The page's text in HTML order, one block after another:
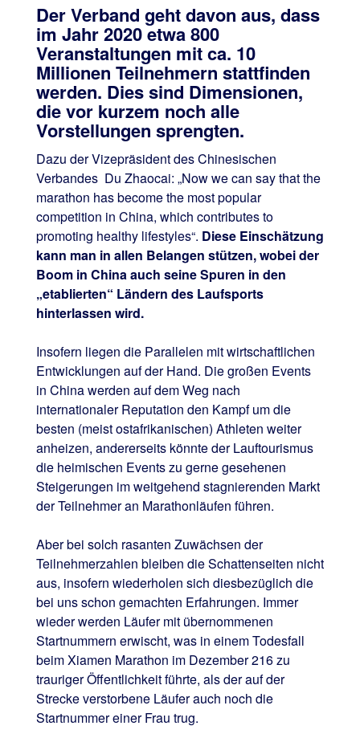
Der Verband geht davon aus, dass
im Jahr 2020 etwa 800
Veranstaltungen mit ca. 10
Millionen Teilnehmern stattfinden
werden. Dies sind Dimensionen,
die vor kurzem noch alle
Vorstellungen sprengten.
Dazu der Vizepräsident des Chinesischen
Verbandes Du Zhaocai: „Now we can say that the
marathon has become the most popular
competition in China, which contributes to
promoting healthy lifestyles“. Diese Einschätzung
kann man in allen Belangen stützen, wobei der
Boom in China auch seine Spuren in den
„etablierten“ Ländern des Laufsports
hinterlassen wird.
Insofern liegen die Parallelen mit wirtschaftlichen
Entwicklungen auf der Hand. Die großen Events
in China werden auf dem Weg nach
internationaler Reputation den Kampf um die
besten (meist ostafrikanischen) Athleten weiter
anheizen, andererseits könnte der Lauftourismus
die heimischen Events zu gerne gesehenen
Steigerungen im weitgehend stagnierenden Markt
der Teilnehmer an Marathonläufen führen.
Aber bei solch rasanten Zuwächsen der
Teilnehmerzahlen bleiben die Schattenseiten nicht
aus, insofern wiederholen sich diesbezüglich die
bei uns schon gemachten Erfahrungen. Immer
wieder werden Läufer mit übernommenen
Startnummern erwischt, was in einem Todesfall
beim Xiamen Marathon im Dezember 216 zu
trauriger Öffentlichkeit führte, als der auf der
Strecke verstorbene Läufer auch noch die
Startnummer einer Frau trug.